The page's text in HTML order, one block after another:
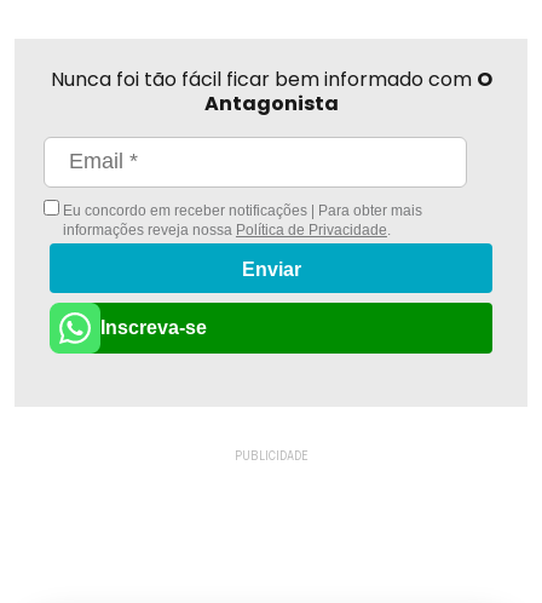
Nunca foi tão fácil ficar bem informado com O
Antagonista
Eu concordo em receber notificações | Para obter mais
informações reveja nossa Política de Privacidade
Enviar
Inscreva-se